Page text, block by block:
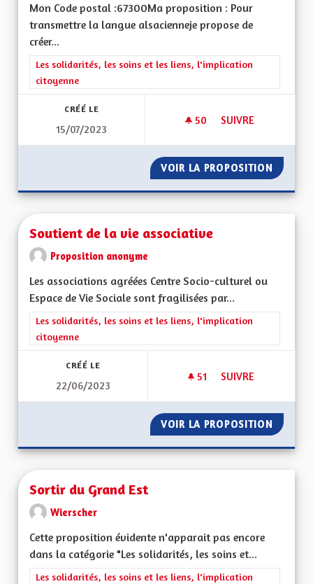
Mon Code postal :67300Ma proposition : Pour
transmettre la langue alsacienneje propose de
créer...
Filtrer les résultats de la catégorie : Les solidarités, les soins
Les solidarités, les soins et les liens, l'implication
citoyenne
CRÉÉ LE
15/07/2023
50 50 ABONNÉS
SUIVRE
VOIR LA PROPOSITION
Soutient de la vie associative
Proposition anonyme
Les associations agréées Centre Socio-culturel ou
Espace de Vie Sociale sont fragilisées par...
Filtrer les résultats de la catégorie : Les solidarités, les soins
Les solidarités, les soins et les liens, l'implication
citoyenne
CRÉÉ LE
22/06/2023
51 51 ABONNÉS
SUIVRE
VOIR LA PROPOSITION
Sortir du Grand Est
Wierscher
Cette proposition évidente n'apparait pas encore
dans la catégorie "Les solidarités, les soins et...
Filtrer les résultats de la catégorie : Les solidarités, les soins
Les solidarités, les soins et les liens, l'implication